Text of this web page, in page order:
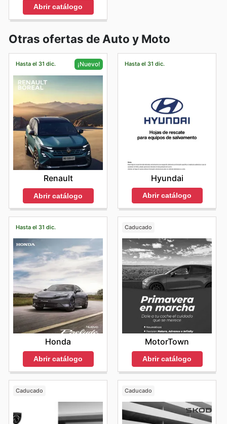
Abrir catálogo
Otras ofertas de Auto y Moto
Hasta el 31 dic. ¡Nuevo!
Renault
Abrir catálogo
Hasta el 31 dic.
Hyundai
Abrir catálogo
Hasta el 31 dic.
Honda
Abrir catálogo
Caducado
MotorTown
Abrir catálogo
Caducado Caducado